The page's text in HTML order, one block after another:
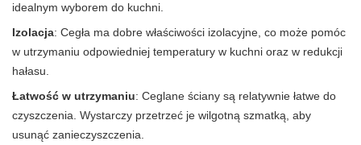
idealnym wyborem do kuchni.
Izolacja: Cegła ma dobre właściwości izolacyjne, co może pomóc
w utrzymaniu odpowiedniej temperatury w kuchni oraz w redukcji
hałasu.
Łatwość w utrzymaniu: Ceglane ściany są relatywnie łatwe do
czyszczenia. Wystarczy przetrzeć je wilgotną szmatką, aby
usunąć zanieczyszczenia.